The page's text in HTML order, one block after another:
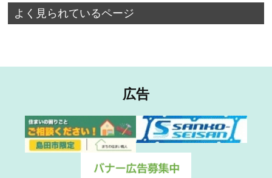
よく見られているページ
広告